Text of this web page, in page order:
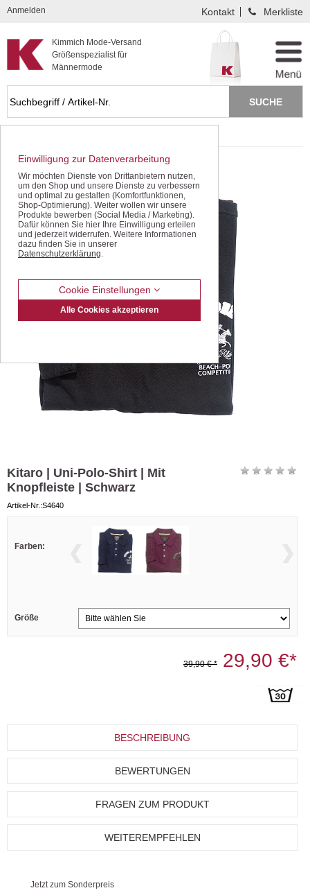
Kompletten Head der Seite überspringen
Kimmich Mode-Versand
Größenspezialist für
Männermode
Anmelden Kontakt Merkliste
Kitaro | Uni-Polo-Shirt | Mit
Knopfleiste | Schwarz
Artikel-Nr.:S4640
Farben:
Größe
39,90 € * 29,90 €*
BESCHREIBUNG
BEWERTUNGEN
FRAGEN ZUM PRODUKT
WEITEREMPFEHLEN
Jetzt zum Sonderpreis
Einwilligung zur Datenverarbeitung
Wir möchten Dienste von Drittanbietern nutzen,
um den Shop und unsere Dienste zu verbessern
und optimal zu gestalten (Komfortfunktionen,
Shop-Optimierung). Weiter wollen wir unsere
Produkte bewerben (Social Media / Marketing).
Dafür können Sie hier Ihre Einwilligung erteilen
und jederzeit widerrufen. Weitere Informationen
dazu finden Sie in unserer
Datenschutzerklärung.
Cookie Einstellungen
Alle Cookies akzeptieren